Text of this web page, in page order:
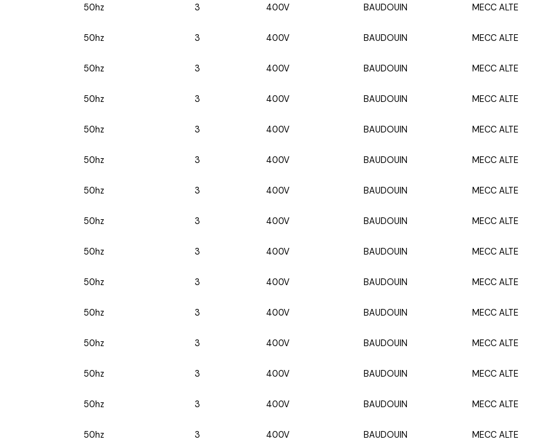
50hz 3 400V BAUDOUIN MECC ALTE
50hz 3 400V BAUDOUIN MECC ALTE
50hz 3 400V BAUDOUIN MECC ALTE
50hz 3 400V BAUDOUIN MECC ALTE
50hz 3 400V BAUDOUIN MECC ALTE
50hz 3 400V BAUDOUIN MECC ALTE
50hz 3 400V BAUDOUIN MECC ALTE
50hz 3 400V BAUDOUIN MECC ALTE
50hz 3 400V BAUDOUIN MECC ALTE
50hz 3 400V BAUDOUIN MECC ALTE
50hz 3 400V BAUDOUIN MECC ALTE
50hz 3 400V BAUDOUIN MECC ALTE
50hz 3 400V BAUDOUIN MECC ALTE
50hz 3 400V BAUDOUIN MECC ALTE
50hz 3 400V BAUDOUIN MECC ALTE